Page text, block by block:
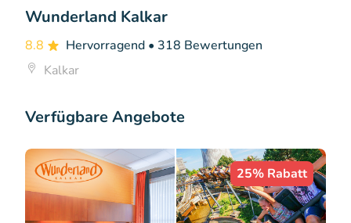
Wunderland Kalkar
8.8 Hervorragend • 318 Bewertungen
Kalkar
Verfügbare Angebote
25% Rabatt